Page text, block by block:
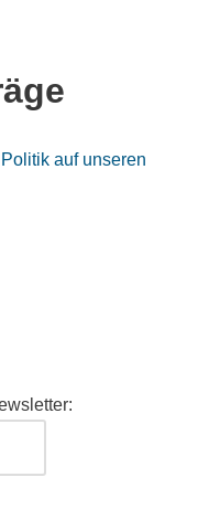
auf unseren